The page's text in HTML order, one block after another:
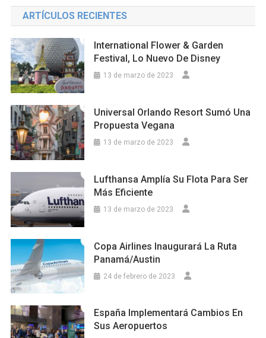
ARTÍCULOS RECIENTES
International Flower & Garden
Festival, Lo Nuevo De Disney
13 de marzo de 2023
Universal Orlando Resort Sumó Una
Propuesta Vegana
13 de marzo de 2023
Lufthansa Amplía Su Flota Para Ser
Más Eficiente
13 de marzo de 2023
Copa Airlines Inaugurará La Ruta
Panamá/Austin
24 de febrero de 2023
España Implementará Cambios En
Sus Aeropuertos